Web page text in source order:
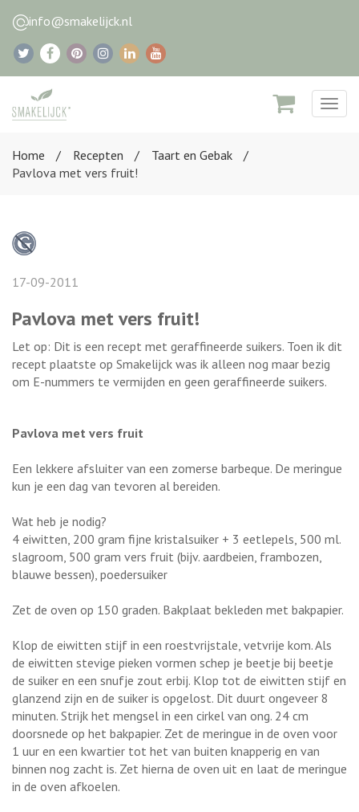
info@smakelijck.nl
Home
Recepten
Taart en Gebak
Pavlova met vers fruit!
17-09-2011
Pavlova met vers fruit!
Let op: Dit is een recept met geraffineerde suikers. Toen ik dit
recept plaatste op Smakelijck was ik alleen nog maar bezig
om E-nummers te vermijden en geen geraffineerde suikers.
Pavlova met vers fruit
Een lekkere afsluiter van een zomerse barbeque. De meringue
kun je een dag van tevoren al bereiden.
Wat heb je nodig?
4 eiwitten, 200 gram fijne kristalsuiker + 3 eetlepels, 500 ml.
slagroom, 500 gram vers fruit (bijv. aardbeien, frambozen,
blauwe bessen), poedersuiker
Zet de oven op 150 graden. Bakplaat bekleden met bakpapier.
Klop de eiwitten stijf in een roestvrijstale, vetvrije kom. Als
de eiwitten stevige pieken vormen schep je beetje bij beetje
de suiker en een snufje zout erbij. Klop tot de eiwitten stijf en
glanzend zijn en de suiker is opgelost. Dit duurt ongeveer 8
minuten. Strijk het mengsel in een cirkel van ong. 24 cm
doorsnede op het bakpapier. Zet de meringue in de oven voor
1 uur en een kwartier tot het van buiten knapperig en van
binnen nog zacht is. Zet hierna de oven uit en laat de meringue
in de oven afkoelen.